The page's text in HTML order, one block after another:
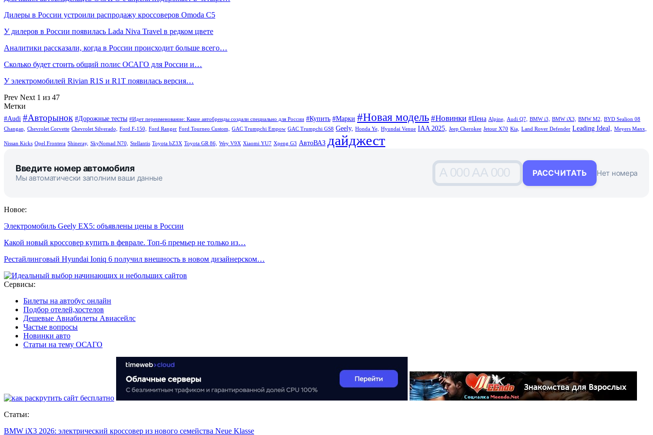
Дилеры в России устроили распродажу кроссоверов Omoda C5
У дилеров в России появилась Lada Niva Travel в редком цвете
Аналитики рассказали, когда в России происходит больше всего…
Сколько будет стоить общий полис ОСАГО для России и…
У электромобилей Rivian R1S и R1T появилась версия…
Prev Next 1 из 47
Метки
#Audi #Авторынок #Дорожные тесты #Идет переименование: Какие автобренды создали специально для России #Купить #Марки #Новая модель #Новинки #Цена Alpine, Audi Q7, BMW i3, BMW iX3, BMW M2,
BYD Sealion 08
Changan,
Chevrolet Corvette Chevrolet Silverado, Ford F-150, Ford Ranger Ford Tourneo Custom, GAC Trumpchi Empow GAC Trumpchi GS8 Geely, Honda Ye, Hyundai Venue IAA 2025, Jeep Cherokee Jetour X70 Kia, Land Rover Defender Leading Ideal, Meyers Manx,
Nissan Kicks Opel Frontera Shineray, SkyNomad N70, Stellantis Toyota bZ3X Toyota GR 86, Wey V9X Xiaomi YU7 Xpeng G3 АвтоВАЗ дайджест
Введите номер автомобиля
Мы автоматически заполним ваши данные A 000 AA 000 РАССЧИТАТЬ Нет номера
Новое:
Электромобиль Geely EX5: объявлены цены в России
Какой новый кроссовер купить в феврале. Топ-6 премьер не только из…
Рестайлинговый Hyundai Ioniq 6 получил внешность в новом дизайнерском…
Сервисы:
Билеты на автобус онлайн
Подбор отелей,хостелов
Дешевые Авиабилеты Авиасейлс
Частые вопросы
Новинки авто
Статьи на тему ОСАГО
Статьи:
BMW iX3 2026: электрический кроссовер из нового семейства Neue Klasse